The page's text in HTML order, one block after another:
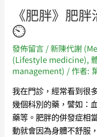
《肥胖》肥
⏲️
發佈留言 /新陳代謝
(Lifestyle medicine),
management) / 作者:
我在門診，經常看到很
幾個科別的藥，譬如：
藥等。 肥胖的併發症相
動就會因為身體不舒服